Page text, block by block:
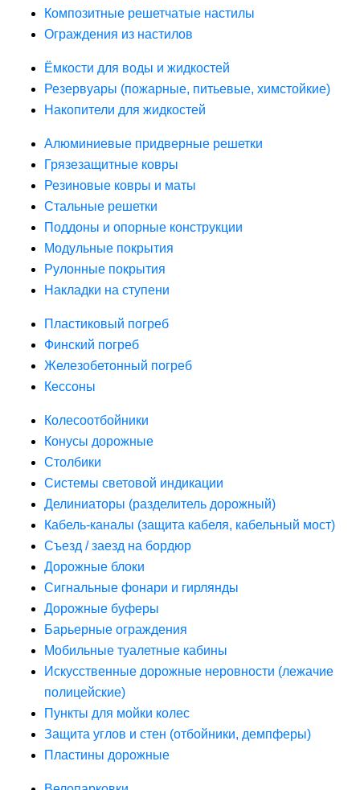
Композитные решетчатые настилы
Ограждения из настилов
Ёмкости для воды и жидкостей
Резервуары (пожарные, питьевые, химстойкие)
Накопители для жидкостей
Алюминиевые придверные решетки
Грязезащитные ковры
Резиновые ковры и маты
Стальные решетки
Поддоны и опорные конструкции
Модульные покрытия
Рулонные покрытия
Накладки на ступени
Пластиковый погреб
Финский погреб
Железобетонный погреб
Кессоны
Колесоотбойники
Конусы дорожные
Столбики
Системы световой индикации
Делиниаторы (разделитель дорожный)
Кабель-каналы (защита кабеля, кабельный мост)
Съезд / заезд на бордюр
Дорожные блоки
Сигнальные фонари и гирлянды
Дорожные буферы
Барьерные ограждения
Мобильные туалетные кабины
Искусственные дорожные неровности (лежачие
полицейские)
Пункты для мойки колес
Защита углов и стен (отбойники, демпферы)
Пластины дорожные